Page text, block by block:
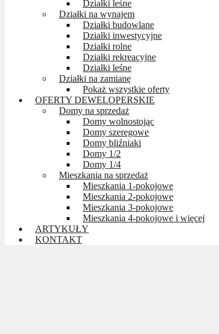
Działki leśne
Działki na wynajem
Działki budowlane
Działki inwestycyjne
Działki rolne
Działki rekreacyjne
Działki leśne
Działki na zamianę
Pokaż wszystkie oferty
OFERTY DEWELOPERSKIE
Domy na sprzedaż
Domy wolnostojąc
Domy szeregowe
Domy bliźniaki
Domy 1/2
Domy 1/4
Mieszkania na sprzedaż
Mieszkania 1-pokojowe
Mieszkania 2-pokojowe
Mieszkania 3-pokojowe
Mieszkania 4-pokojowe i więcej
ARTYKUŁY
KONTAKT